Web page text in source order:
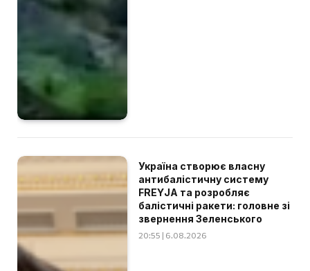
Україна створює власну
антибалістичну систему
FREYJA та розробляє
балістичні ракети: головне зі
звернення Зеленського
20:55 | 6.08.2026